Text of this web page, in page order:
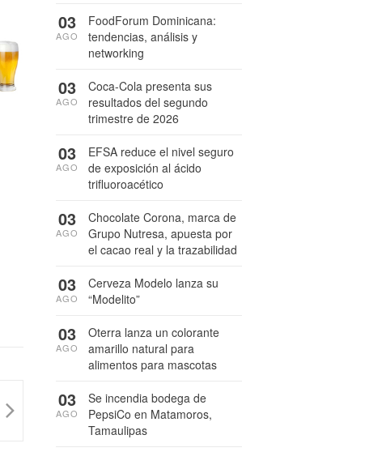
FoodForum Dominicana:
tendencias, análisis y
networking
03
AGO
Coca-Cola presenta sus
resultados del segundo
trimestre de 2026
03
AGO
EFSA reduce el nivel seguro
de exposición al ácido
trifluoroacético
03
AGO
Chocolate Corona, marca de
Grupo Nutresa, apuesta por
el cacao real y la trazabilidad
03
AGO
Cerveza Modelo lanza su
“Modelito”
03
AGO
Oterra lanza un colorante
amarillo natural para
alimentos para mascotas
03
AGO
Se incendia bodega de
PepsiCo en Matamoros,
Tamaulipas
03
AGO